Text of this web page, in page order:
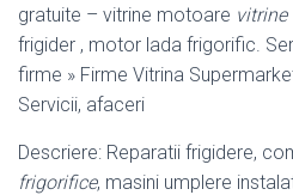
gratuite – vitrine motoare
frigider , motor lada frigorific.
firme » Firme Vitrina
Servicii, afaceri
Descriere: Reparatii frigidere,
frigorifice, masini umplere